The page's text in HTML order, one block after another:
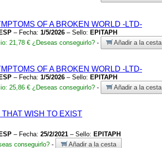
OF A BROKEN WORLD -LTD-
ESP – Fecha: 1/5/2026 – Sello: EPITAPH
21,78 € ¿Deseas conseguirlo? - Añadir a la cesta
OF A BROKEN WORLD -LTD-
ESP – Fecha: 1/5/2026 – Sello: EPITAPH
25,86 € ¿Deseas conseguirlo? - Añadir a la cesta
WISH TO EXIST
ESP – Fecha: 25/2/2021 – Sello: EPITAPH
conseguirlo? - Añadir a la cesta